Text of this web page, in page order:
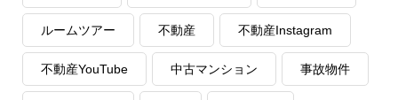
ルームツアー 不動産 不動産Instagram
不動産YouTube 中古マンション 事故物件